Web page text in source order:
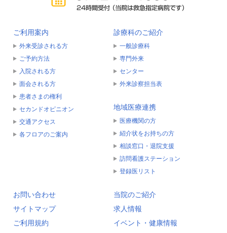
ご利用案内
外来受診される方
ご予約方法
入院される方
面会される方
患者さまの権利
セカンドオピニオン
交通アクセス
各フロアのご案内
診療科のご紹介
一般診療科
専門外来
センター
外来診察担当表
地域医療連携
医療機関の方
紹介状をお持ちの方
相談窓口・退院支援
訪問看護ステーション
登録医リスト
当院のご紹介
求人情報
イベント・健康情報
お問い合わせ
サイトマップ
ご利用規約